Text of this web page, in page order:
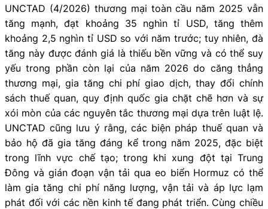
UNCTAD (4/2026) thương mại toàn cầu năm 2025 vẫn
tăng mạnh, đạt khoảng 35 nghìn tỉ USD, tăng thêm
khoảng 2,5 nghìn tỉ USD so với năm trước; tuy nhiên, đà
tăng này được đánh giá là thiếu bền vững và có thể suy
yếu trong phần còn lại của năm 2026 do căng thẳng
thương mại, gia tăng chi phí giao dịch, thay đổi chính
sách thuế quan, quy định quốc gia chặt chẽ hơn và sự
xói mòn của các nguyên tắc thương mại dựa trên luật lệ.
UNCTAD cũng lưu ý rằng, các biện pháp thuế quan và
bảo hộ đã gia tăng đáng kể trong năm 2025, đặc biệt
trong lĩnh vực chế tạo; trong khi xung đột tại Trung
Đông và gián đoạn vận tải qua eo biển Hormuz có thể
làm gia tăng chi phí năng lượng, vận tải và áp lực lạm
phát đối với các nền kinh tế đang phát triển. Cùng chiều